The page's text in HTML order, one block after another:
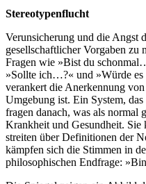
Stereotypenflucht
Verunsicherung und die Angst
gesellschaftlicher Vorgaben zu
Fragen wie »Bist du
»Sollte ich…?« und »Würde
verankert die Anerkennung
Umgebung ist. Ein System,
fragen danach, was als
Krankheit und Gesundheit. Sie
streiten über Definitionen der
kämpfen sich die Stimmen in
philosophischen Endfrage: